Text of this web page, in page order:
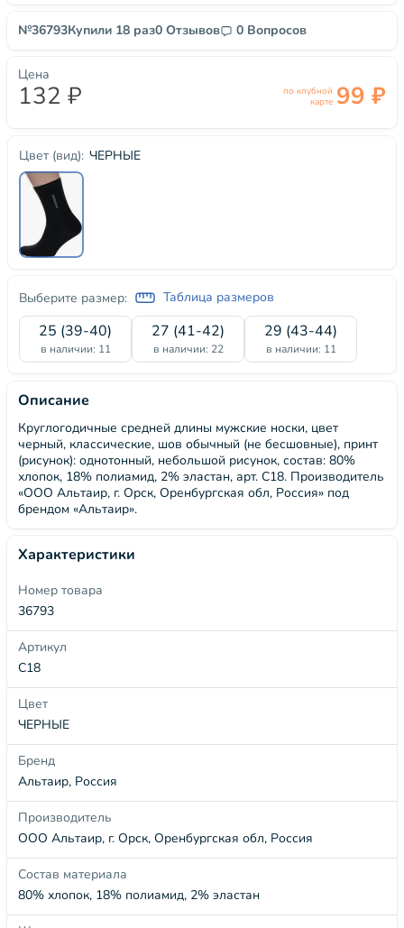
№36793Купили 18 раз0 Отзывов 0 Вопросов
Цвет (вид): ЧЕРНЫЕ
Выберите размер: Таблица размеров
25 (39-40)
в наличии: 11
27 (41-42)
в наличии: 22
29 (43-44)
в наличии: 11
Цена
132 ₽
по клубной
карте 99 ₽
Описание
Круглогодичные средней длины мужские носки, цвет
черный, классические, шов обычный (не бесшовные), принт
(рисунок): однотонный, небольшой рисунок, состав: 80%
хлопок, 18% полиамид, 2% эластан, арт. С18. Производитель
«ООО Альтаир, г. Орск, Оренбургская обл, Россия» под
брендом «Альтаир».
Характеристики
Номер товара
36793
Артикул
С18
Цвет
ЧЕРНЫЕ
Бренд
Альтаир, Россия
Производитель
ООО Альтаир, г. Орск, Оренбургская обл, Россия
Состав материала
80% хлопок, 18% полиамид, 2% эластан